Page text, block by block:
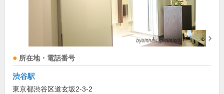
所在地・電話番号
渋谷駅
東京都渋谷区道玄坂2-3-2